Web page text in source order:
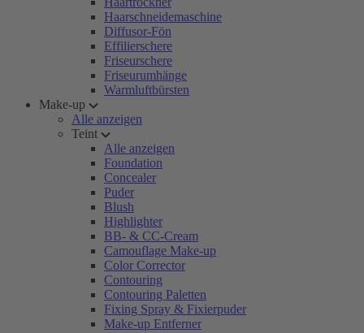
Haarschneidemaschine
Diffusor-Fön
Effilierschere
Friseurschere
Friseurumhänge
Warmluftbürsten
Make-up
Alle anzeigen
Teint
Alle anzeigen
Foundation
Concealer
Puder
Blush
Highlighter
BB- & CC-Cream
Camouflage Make-up
Color Corrector
Contouring
Contouring Paletten
Fixing Spray & Fixierpuder
Make-up Entferner